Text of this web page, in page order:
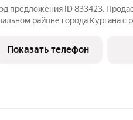
предложения ID 833423.
районе города Кургана с
школа №41, сетевые
Показать телефон